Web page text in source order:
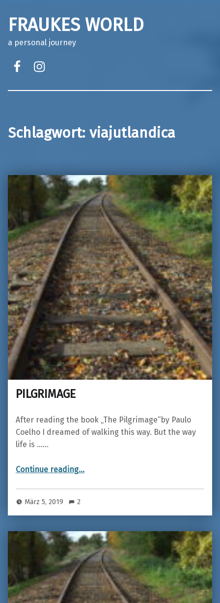
FRAUKES WORLD
a personal journey
Schlagwort: viajutlandica
PILGRIMAGE
After reading the book „The Pilgrimage“by Paulo
Coelho I dreamed of walking this way. But the way
life is ……
Continue reading…
März 5, 2019 2